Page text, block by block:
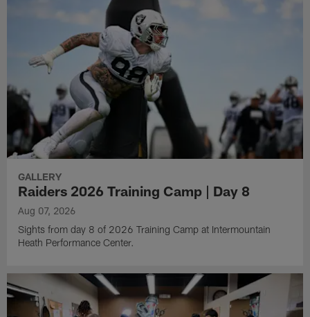
GALLERY
Raiders 2026 Training Camp | Day 8
Aug 07, 2026
Sights from day 8 of 2026 Training Camp at Intermountain
Heath Performance Center.